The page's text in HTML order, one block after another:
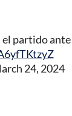
partido ante
24, 2024